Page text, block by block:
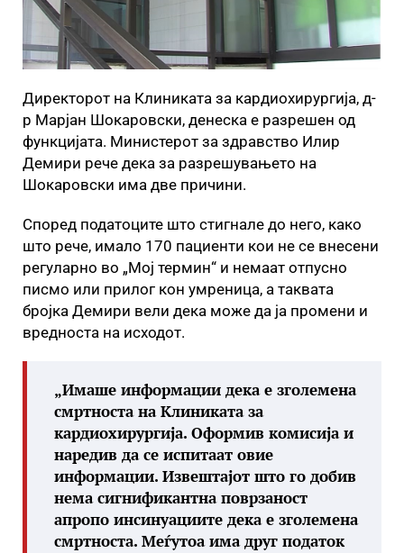
Директорот на Клиниката за кардиохирургија, д-
р Марјан Шокаровски, денеска е разрешен од
функцијата. Министерот за здравство Илир
Демири рече дека за разрешувањето на
Шокаровски има две причини.
Според податоците што стигнале до него, како
што рече, имало 170 пациенти кои не се внесени
регуларно во „Мој термин“ и немаат отпусно
писмо или прилог кон умреница, а таквата
бројка Демири вели дека може да ја промени и
вредноста на исходот.
„Имаше информации дека е зголемена
смртноста на Клиниката за
кардиохирургија. Оформив комисија и
наредив да се испитаат овие
информации. Извештајот што го добив
нема сигнификантна поврзаност
апропо инсинуациите дека е зголемена
смртноста. Меѓутоа има друг податок